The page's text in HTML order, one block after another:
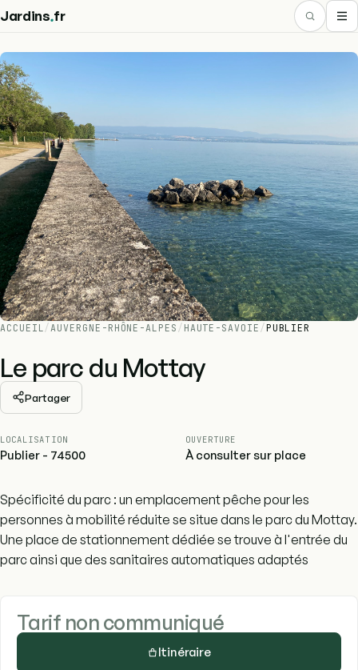
Jardins.fr
ACCUEIL/AUVERGNE-RHÔNE-ALPES / HAUTE-SAVOIE / PUBLIER
Le parc du Mottay
Partager
LOCALISATION
Publier - 74500
OUVERTURE
À consulter sur place
Spécificité du parc : un emplacement pêche pour les
personnes à mobilité réduite se situe dans le parc du Mottay.
Une place de stationnement dédiée se trouve à l'entrée du
parc ainsi que des sanitaires automatiques adaptés
Tarif non communiqué
Itinéraire